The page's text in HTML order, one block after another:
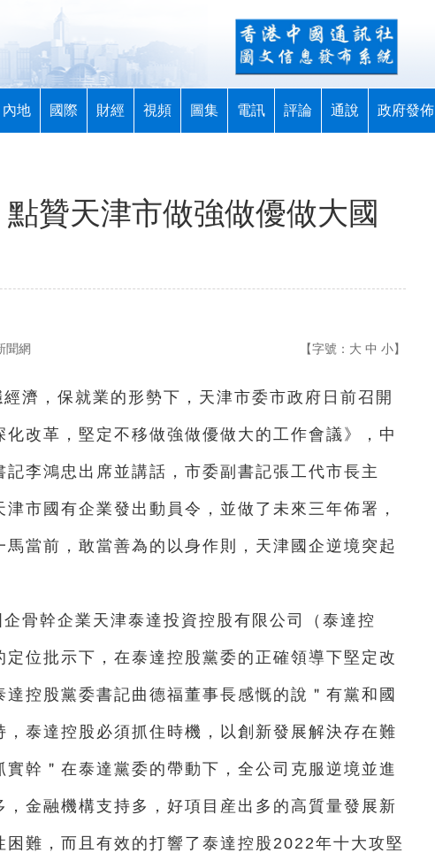
內地 國際 財經 視頻 圖集 電訊 評論 通說 政府發佈
點贊天津市做強做優做大國
聞網 【字號： 大 中 小】
濟，保就業的形勢下，天津市委市政府日前召開
改革，堅定不移做強做優做大的工作會議》，中
李鴻忠出席並講話，市委副書記張工代市長主
市國有企業發出動員令，並做了未來三年佈署，
當前，敢當善為的以身作則，天津國企逆境突起
骨幹企業天津泰達投資控股有限公司（泰達控
位批示下，在泰達控股黨委的正確領導下堅定改
控股黨委書記曲德福董事長感慨的說＂有黨和國
泰達控股必須抓住時機，以創新發展解決存在難
幹＂在泰達黨委的帶動下，全公司克服逆境並進
金融機構支持多，好項目産出多的高質量發展新
困難，而且有效的打響了泰達控股2022年十大攻堅